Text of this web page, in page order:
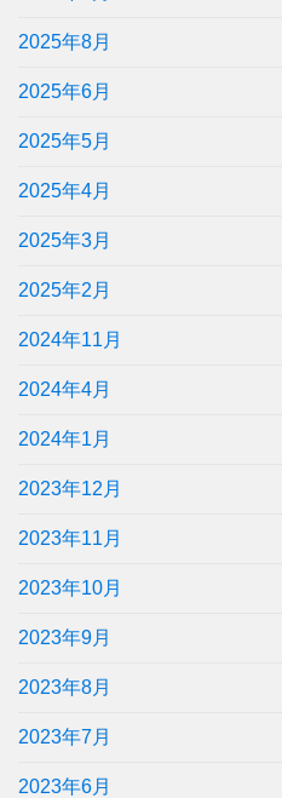
2025年8月
2025年6月
2025年5月
2025年4月
2025年3月
2025年2月
2024年11月
2024年4月
2024年1月
2023年12月
2023年11月
2023年10月
2023年9月
2023年8月
2023年7月
2023年6月